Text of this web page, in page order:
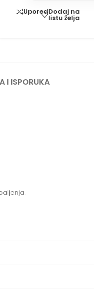
UporediDodaj na
listu želja
I ISPORUKA